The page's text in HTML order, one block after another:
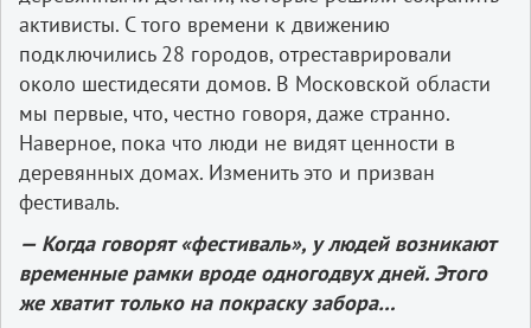
активисты. С того времени к движению
подключились 28 городов, отреставрировали
около шестидесяти домов. В Московской области
мы первые, что, честно говоря, даже странно.
Наверное, пока что люди не видят ценности в
деревянных домах. Изменить это и призван
фестиваль.
— Когда говорят«фестиваль», у людей возникают
временные рамки вроде одногодвух дней.Этого
же хватит только на покраску забора…